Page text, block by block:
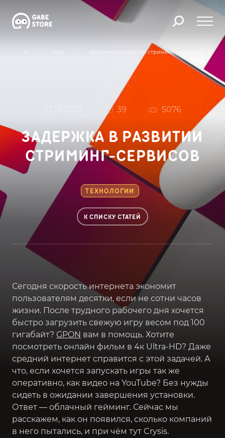
Главная Задержка в развитии стриминг-сервисов
39 5076
ЗАДЕРЖКА В РАЗВИТИИ
СТРИМИНГ-СЕРВИСОВ
ТЕХНОЛОГИИ
К СПИСКУ СТАТЕЙ
Сегодня скорость интернета экономит
пользователям десятки, если не сотни часов
жизни. После трудного рабочего дня хочется
быстро загрузить свежую игру весом под 100
гигабайт? GPON вам в помощь. Хотите
посмотреть онлайн фильм в 4к Ultra-HD? Даже
средний интернет справится с этой задачей. А
что, если хочется запускать игры так же
оперативно, как видео на YouTube? Без нужды
сидеть в ожидании завершения установки.
Ответ — облачный гейминг. Сейчас мы
расскажем, как он появился, сколько компаний
в него пытались, и при чём тут Crysis.